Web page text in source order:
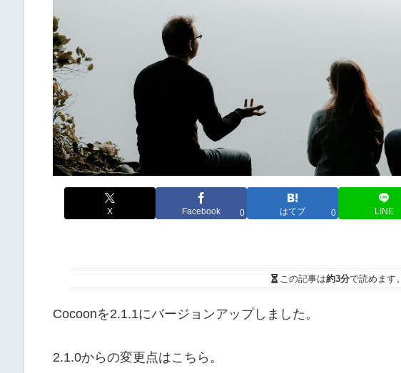
X Facebook 0 はてブ 0 LINE
この記事は約3分で読めます。
Cocoonを2.1.1にバージョンアップしました。
2.1.0からの変更点はこちら。